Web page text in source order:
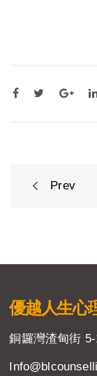
Post
Prev
優越人生心
銅鑼灣渣甸街